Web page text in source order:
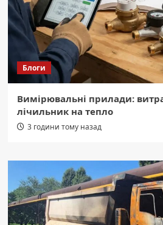
Блоги
Вимірювальні прилади:
лічильник на тепло
3 години тому назад